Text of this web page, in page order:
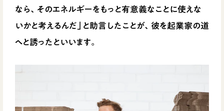
なら、そのエネルギーをもっと有意義なことに使えな
いかと考えるんだ」と助言したことが、彼を起業家の道
へと誘ったといいます。